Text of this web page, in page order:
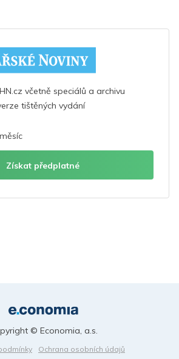
včetně speciálů a archivu
tištěných vydání
Získat předplatné
Ochrana osobních údajů
© Economia, a.s.